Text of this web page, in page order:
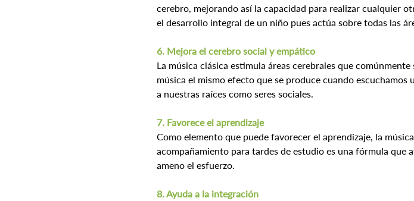
cerebro, mejorando así la capacidad para realizar cualquier
el desarrollo integral de un niño pues actúa sobre todas las
6. Mejora el cerebro social y empático
La música clásica estimula áreas cerebrales que
música el mismo efecto que se produce cuando
a nuestras raíces como seres sociales.
7. Favorece el aprendizaje
Como elemento que puede favorecer el aprendizaje, la
acompañamiento para tardes de estudio es una fórmula que
ameno el esfuerzo.
8. Ayuda a la integración